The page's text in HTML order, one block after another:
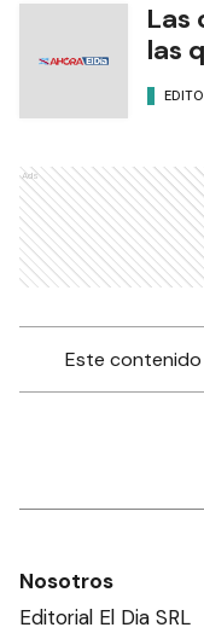
Las
las
Ads
Este
Nosotros
Editorial El Dia SRL